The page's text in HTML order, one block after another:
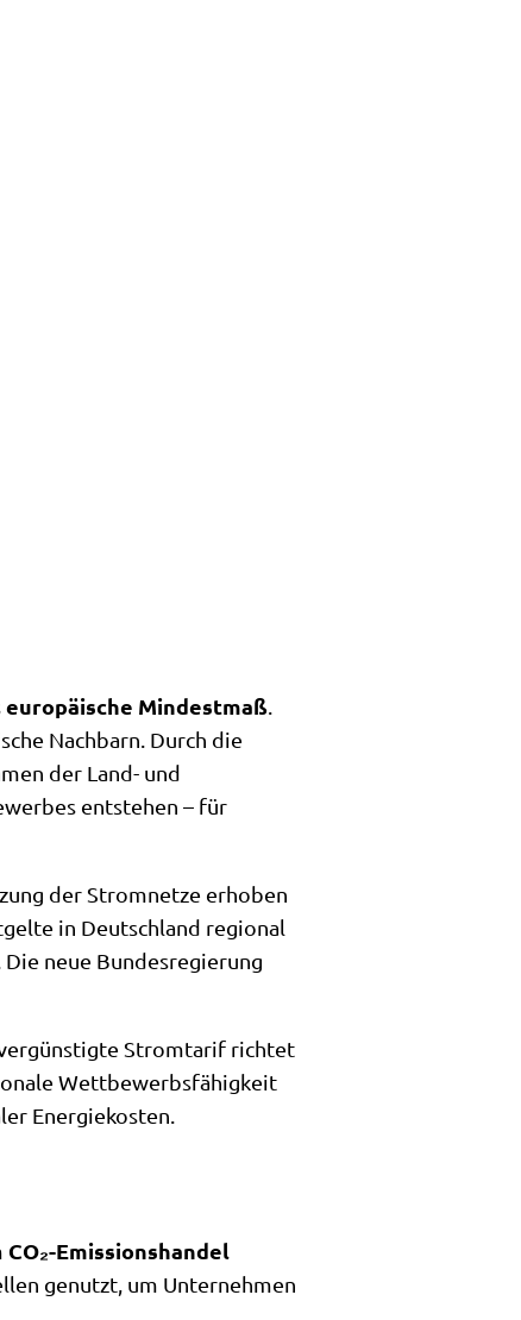
europäische Mindestmaß
Nachbarn. Durch die
der Land- und
entstehen – für
der Stromnetze erhoben
in Deutschland regional
neue Bundesregierung
vergünstigte Stromtarif richtet
Wettbewerbsfähigkeit
Energiekosten.
CO₂-Emissionshandel
genutzt, um Unternehmen